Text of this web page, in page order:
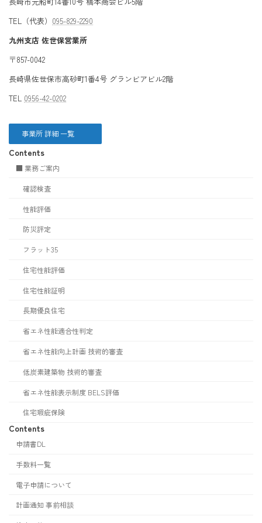
TEL（代表） 095-829-2290
九州支店 佐世保営業所
〒857-0042
長崎県佐世保市高砂町1番4号 グランビアビル2階
TEL 0956-42-0202
事業所 詳細 一覧
Contents
■ 業務ご案内
確認検査
性能評価
防災評定
フラット35
住宅性能評価
住宅性能証明
長期優良住宅
省エネ性能適合性判定
省エネ性能向上計画 技術的審査
低炭素建築物 技術的審査
省エネ性能表示制度 BELS評価
住宅瑕疵保険
Contents
申請書DL
手数料一覧
電子申請について
計画通知 事前相談